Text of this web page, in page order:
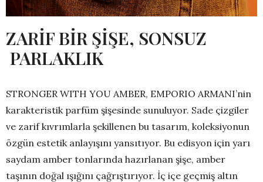
ZARİF BİR ŞİŞE, SONSUZ
PARLAKLIK
STRONGER WITH YOU AMBER, EMPORIO ARMANI’nin
karakteristik parfüm şişesinde sunuluyor. Sade çizgiler
ve zarif kıvrımlarla şekillenen bu tasarım, koleksiyonun
özgün estetik anlayışını yansıtıyor. Bu edisyon için yarı
saydam amber tonlarında hazırlanan şişe, amber
taşının doğal ışığını çağrıştırıyor. İç içe geçmiş altın